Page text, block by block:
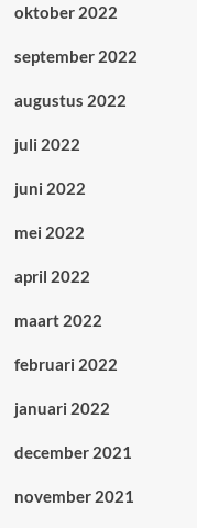
oktober 2022
september 2022
augustus 2022
juli 2022
juni 2022
mei 2022
april 2022
maart 2022
februari 2022
januari 2022
december 2021
november 2021